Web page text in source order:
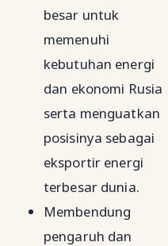
besar untuk
memenuhi
kebutuhan energi
dan ekonomi Rusia
serta menguatkan
posisinya sebagai
eksportir energi
terbesar dunia.
Membendung
pengaruh dan